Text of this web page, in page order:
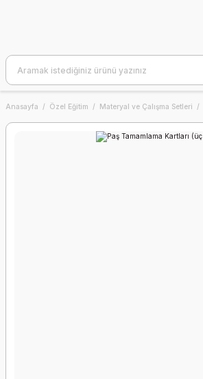
Anasayfa Özel Eğitim Materyal ve Çalışma Setleri